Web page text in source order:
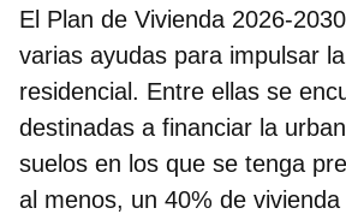
El Plan de Vivienda 2026-
varias ayudas para impulsar
residencial. Entre ellas se
destinadas a financiar la
suelos en los que se tenga
al menos, un 40% de